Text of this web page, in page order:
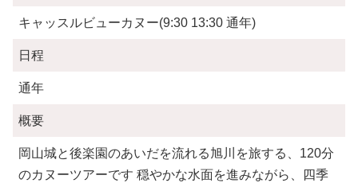
キャッスルビューカヌー(9:30 13:30 通年)
日程
通年
概要
岡山城と後楽園のあいだを流れる旭川を旅する、120分
のカヌーツアーです 穏やかな水面を進みながら、四季